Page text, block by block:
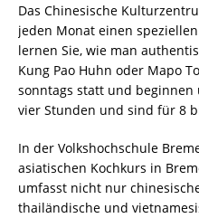
Das Chinesische
jeden Monat einen
lernen Sie, wie man
Kung Pao Huhn oder Mapo
sonntags statt und beginnen
vier Stunden und sind für 8
In der Volkshochschule
asiatischen Kochkurs in
umfasst nicht nur
thailändische und